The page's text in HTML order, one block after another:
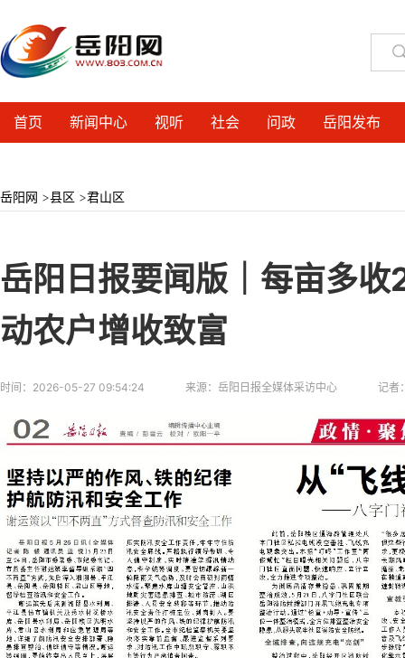
首页 新闻中心 视听 社会 问政 岳阳发布
岳阳网 >县区 >君山区
岳阳日报要闻版｜每亩多
动农户增收致富
时间： 2026-05-27 09:54:24 来源： 岳阳日报全媒体采访中心 记者